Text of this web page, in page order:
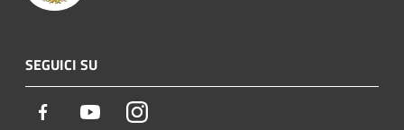
SEGUICI SU
Facebook YoutubeInstagram